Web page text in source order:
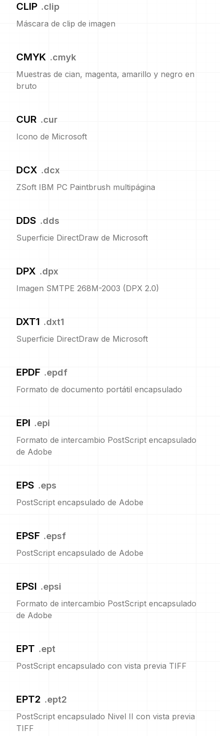
CLIP .clip
Máscara de clip de imagen
CMYK .cmyk
Muestras de cian, magenta, amarillo y negro en
bruto
CUR .cur
Icono de Microsoft
DCX .dcx
ZSoft IBM PC Paintbrush multipágina
DDS .dds
Superficie DirectDraw de Microsoft
DPX .dpx
Imagen SMTPE 268M-2003 (DPX 2.0)
DXT1 .dxt1
Superficie DirectDraw de Microsoft
EPDF .epdf
Formato de documento portátil encapsulado
EPI .epi
Formato de intercambio PostScript encapsulado
de Adobe
EPS .eps
PostScript encapsulado de Adobe
EPSF .epsf
PostScript encapsulado de Adobe
EPSI .epsi
Formato de intercambio PostScript encapsulado
de Adobe
EPT .ept
PostScript encapsulado con vista previa TIFF
EPT2 .ept2
PostScript encapsulado Nivel II con vista previa
TIFF